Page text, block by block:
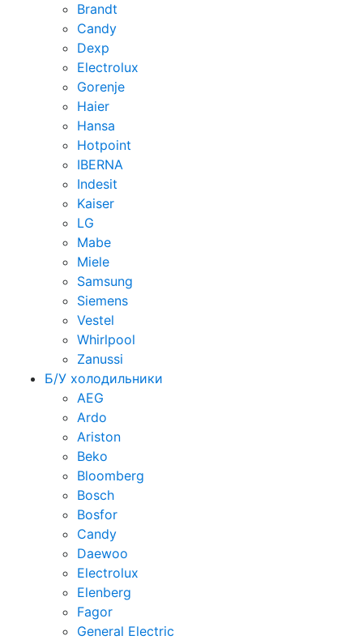
Brandt
Candy
Dexp
Electrolux
Gorenje
Haier
Hansa
Hotpoint
IBERNA
Indesit
Kaiser
LG
Mabe
Miele
Samsung
Siemens
Vestel
Whirlpool
Zanussi
Б/У холодильники
AEG
Ardo
Ariston
Beko
Bloomberg
Bosch
Bosfor
Candy
Daewoo
Electrolux
Elenberg
Fagor
General Electric